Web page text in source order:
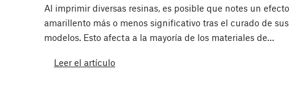
Al imprimir diversas resinas, es posible que notes un efecto
amarillento más o menos significativo tras el curado de sus
modelos. Esto afecta a la mayoría de los materiales de…
Leer el artículo